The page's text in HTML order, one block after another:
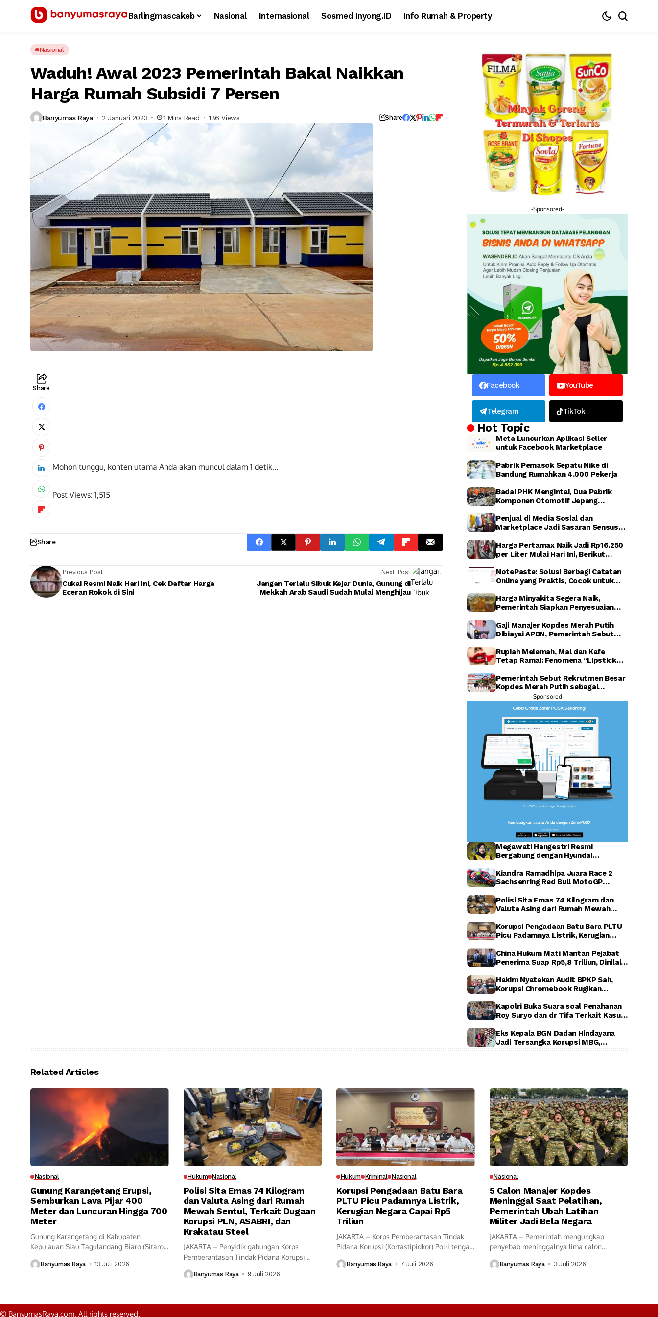
Barlingmascakeb Nasional Internasional Sosmed Inyong.ID Info Rumah & Property
Nasional
Waduh! Awal 2023 Pemerintah Bakal Naikkan
Harga Rumah Subsidi 7 Persen
Banyumas Raya 2 Januari 2023 1 Mins Read 186 Views Share
Share
Mohon tunggu, konten utama Anda akan muncul dalam 0detik...
Post Views: 1,515
Share
Previous Post
Cukai Resmi Naik Hari Ini, Cek Daftar Harga
Eceran Rokok di Sini
Next Post
Jangan Terlalu Sibuk Kejar Dunia, Gunung di
Mekkah Arab Saudi Sudah Mulai Menghijau
-Sponsored-
Facebook YouTube
Telegram TikTok
Hot Topic
Meta Luncurkan Aplikasi Seller
untuk Facebook Marketplace
Pabrik Pemasok Sepatu Nike di
Bandung Rumahkan 4.000 Pekerja
Badai PHK Mengintai, Dua Pabrik
Komponen Otomotif Jepang
Penjual di Media Sosial dan
Marketplace Jadi Sasaran Sensus
Harga Pertamax Naik Jadi Rp16.250
per Liter Mulai Hari Ini, Berikut
NotePaste: Solusi Berbagi Catatan
Online yang Praktis, Cocok untuk
Harga Minyakita Segera Naik,
Pemerintah Siapkan Penyesuaian
Gaji Manajer Kopdes Merah Putih
Dibiayai APBN, Pemerintah Sebut
Rupiah Melemah, Mal dan Kafe
Tetap Ramai: Fenomena “Lipstick
Pemerintah Sebut Rekrutmen Besar
Kopdes Merah Putih sebagai
Investasi SDM Raksasa
-Sponsored-
Megawati Hangestri Resmi
Bergabung dengan Hyundai
Sambut Penuh Harapan
Kiandra Ramadhipa Juara Race 2
Sachsenring Red Bull MotoGP
Berkumandang di Jerman
Polisi Sita Emas 74 Kilogram dan
Valuta Asing dari Rumah Mewah
ASABRI, dan Krakatau Steel
Korupsi Pengadaan Batu Bara PLTU
Picu Padamnya Listrik, Kerugian
China Hukum Mati Mantan Pejabat
Penerima Suap Rp5,8 Triliun, Dinilai
Hakim Nyatakan Audit BPKP Sah,
Korupsi Chromebook Rugikan
Kapolri Buka Suara soal Penahanan
Roy Suryo dan dr Tifa Terkait Kasus
Eks Kepala BGN Dadan Hindayana
Jadi Tersangka Korupsi MBG,
Related Articles
Nasional
Gunung Karangetang Erupsi,
Semburkan Lava Pijar 400
Meter dan Luncuran Hingga 700
Meter
Gunung Karangetang di Kabupaten
Kepulauan Siau Tagulandang Biaro (Sitaro),
Banyumas Raya 13 Juli 2026
Hukum Nasional
Polisi Sita Emas 74 Kilogram
dan Valuta Asing dari Rumah
Mewah Sentul, Terkait Dugaan
Korupsi PLN, ASABRI, dan
Krakatau Steel
JAKARTA – Penyidik gabungan Korps
Pemberantasan Tindak Pidana Korupsi
Banyumas Raya 9 Juli 2026
Hukum Kriminal Nasional
Korupsi Pengadaan Batu Bara
PLTU Picu Padamnya Listrik,
Kerugian Negara Capai Rp5
Triliun
JAKARTA – Korps Pemberantasan Tindak
Pidana Korupsi (Kortastipidkor) Polri tengah
Banyumas Raya 7 Juli 2026
Nasional
5 Calon Manajer Kopdes
Meninggal Saat Pelatihan,
Pemerintah Ubah Latihan
Militer Jadi Bela Negara
JAKARTA – Pemerintah mengungkap
penyebab meninggalnya lima calon
Banyumas Raya 3 Juli 2026
© BanyumasRaya.com. All rights reserved.